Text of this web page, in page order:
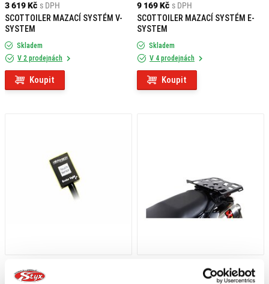
3 619 Kč s DPH
SCOTTOILER MAZACÍ SYSTÉM V-
SYSTEM
Skladem
V 2 prodejnách
Koupit
9 169 Kč s DPH
SCOTTOILER MAZACÍ SYSTÉM E-
SYSTEM
Skladem
V 4 prodejnách
Koupit
HEALTECH MODUL BRZDOVÉHO
SW MOTECH QL PLOTNA